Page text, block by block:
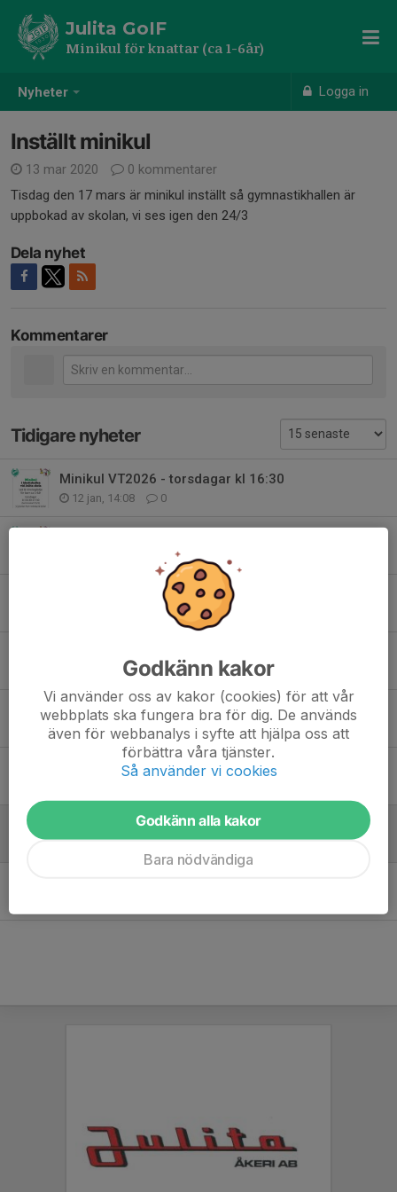
Nyheter Logga in
Julita GoIF
Minikul för knattar (ca 1-6år)
Inställt minikul
13 mar 2020
0 kommentarer
Tisdag den 17 mars är minikul inställt så gymnastikhallen är
uppbokad av skolan, vi ses igen den 24/3
Dela nyhet
Kommentarer
Tidigare nyheter
Minikul VT2026 - torsdagar kl 16:30
12 jan, 14:08 0
0
22 jan 2023 0
Minikul!
20 okt 2021 0
Inställt minikul
Inställt minikul
13 mar 2020 0
Godkänn kakor
Vi använder oss av kakor (cookies) för att vår
webbplats ska fungera bra för dig. De används
även för webbanalys i syfte att hjälpa oss att
förbättra våra tjänster.
Så använder vi cookies
Godkänn alla kakor
Bara nödvändiga